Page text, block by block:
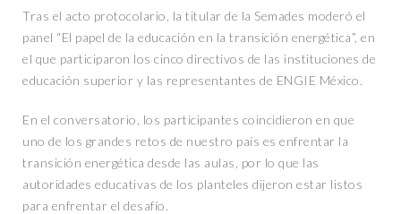
Tras el acto protocolario, la titular de la Semades moderó el
panel “El papel de la educación en la transición energética”, en
el que participaron los cinco directivos de las instituciones de
educación superior y las representantes de ENGIE México.
En el conversatorio, los participantes coincidieron en que
uno de los grandes retos de nuestro país es enfrentar la
transición energética desde las aulas, por lo que las
autoridades educativas de los planteles dijeron estar listos
para enfrentar el desafío.